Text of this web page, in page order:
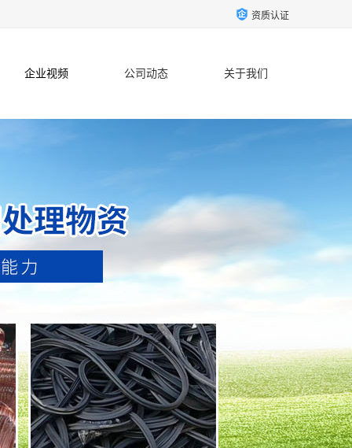
资质认证
企业视频 公司动态 关于我们